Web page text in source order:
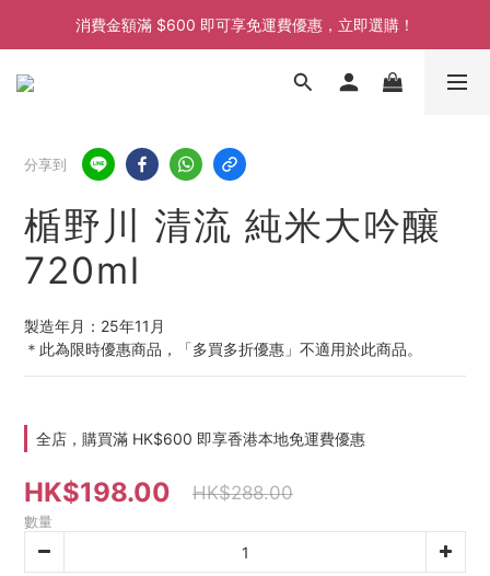
消費金額滿 $600 即可享免運費優惠，立即選購！
消費金額滿 $600 即可享免運費優惠，立即選購！
消費金額滿 $600 即可享免運費優惠，立即選購！
分享到
楯野川 清流 純米大吟釀
720ml
製造年月：25年11月
＊此為限時優惠商品，「多買多折優惠」不適用於此商品。
全店，購買滿 HK$600 即享香港本地免運費優惠
HK$198.00 HK$288.00
數量